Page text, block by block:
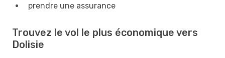
prendre une assurance
Trouvez le vol le plus économique vers
Dolisie